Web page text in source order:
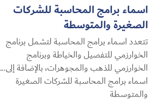
اسماء برامج المحاسبة للشركات
الصغيرة والمتوسطة
تتعدد اسماء برامج المحاسبة لتشمل برنامج
الخوارزمي للتفصيل والخياطة وبرنامج
الخوارزمي للذهب والمجوهرات، بالإضافة إلى...
اسماء برامج المحاسبة للشركات الصغيرة
والمتوسطة